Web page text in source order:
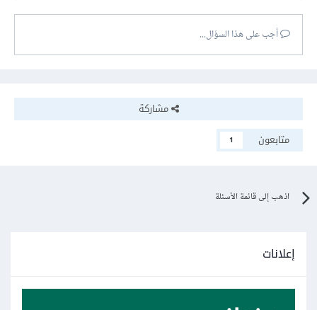
أجب على هذا السؤال...
مشاركة
متابعون
1
اذهب إلى قائمة الأسئلة
إعلانات